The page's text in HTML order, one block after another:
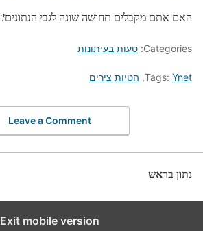
האם אתם מקבלים תחושה שונה לגבי הנתונים?
Categories: טעות בעיתונות
Tags: Ynet
, הטיות צירים
Leave a Comment
נתון בראש
Exit mobile version